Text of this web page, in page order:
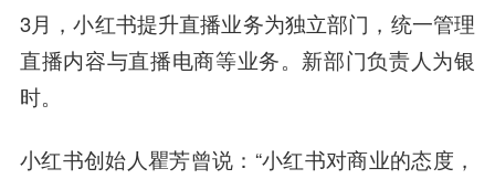
3月，小红书提升直播业务为独立部门，统一管理
直播内容与直播电商等业务。 新部门负责人为银
时。
小红书创始人瞿芳曾说：“小红书对商业的态度，